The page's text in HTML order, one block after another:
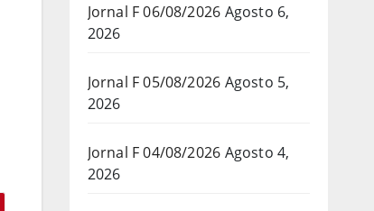
Jornal F 06/08/2026 Agosto 6,
2026
Jornal F 05/08/2026 Agosto 5,
2026
Jornal F 04/08/2026 Agosto 4,
2026